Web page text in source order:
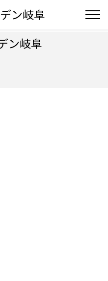
ン岐阜
ン岐阜